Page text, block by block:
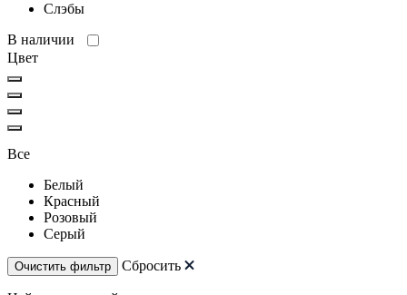
Слэбы
В наличии
Цвет
Все
Белый
Красный
Розовый
Серый
Сбросить